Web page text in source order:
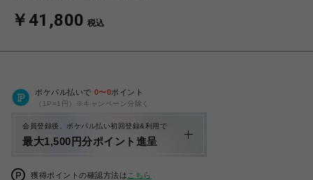
￥41,800 税込
ポケパル払いで 0〜0ポイント
（1P=1円）※キャンペーン分除く
会員登録後、ポケパル払い初回登録&利用で
最大1,500円分ポイント進呈
獲得ポイントの確認方法は こちら